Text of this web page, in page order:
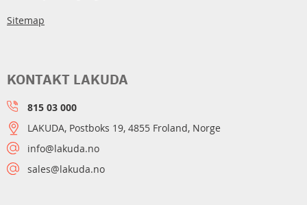
Sitemap
KONTAKT LAKUDA
815 03 000
LAKUDA, Postboks 19, 4855 Froland, Norge
info@lakuda.no
sales@lakuda.no